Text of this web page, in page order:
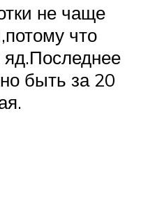
не чаще
что
яд.Последнее
быть за 20